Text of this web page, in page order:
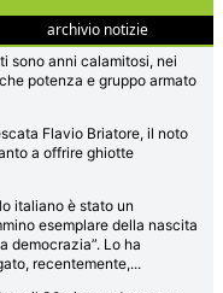
archivio notizie
sono anni calamitosi, nei
potenza e gruppo armato
Flavio Briatore, il noto
a offrire ghiotte
italiano è stato un
esemplare della nascita
democrazia”. Lo ha
recentemente,...